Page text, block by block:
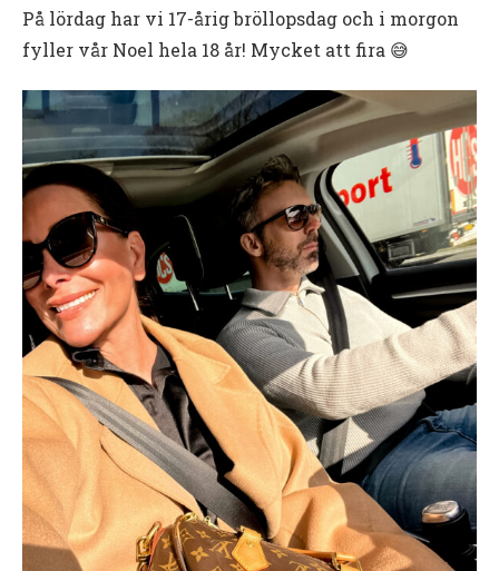
På lördag har vi 17-årig bröllopsdag och i morgon
fyller vår Noel hela 18 år! Mycket att fira 😅